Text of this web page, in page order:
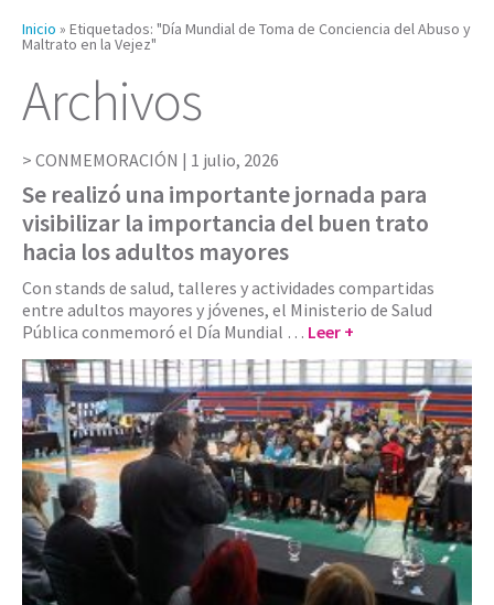
Inicio » Etiquetados: "Día Mundial de Toma de Conciencia del Abuso y
Maltrato en la Vejez"
Archivos
CONMEMORACIÓN | 1 julio, 2026
Se realizó una importante jornada para
visibilizar la importancia del buen trato
hacia los adultos mayores
Con stands de salud, talleres y actividades compartidas
entre adultos mayores y jóvenes, el Ministerio de Salud
Pública conmemoró el Día Mundial … Leer +